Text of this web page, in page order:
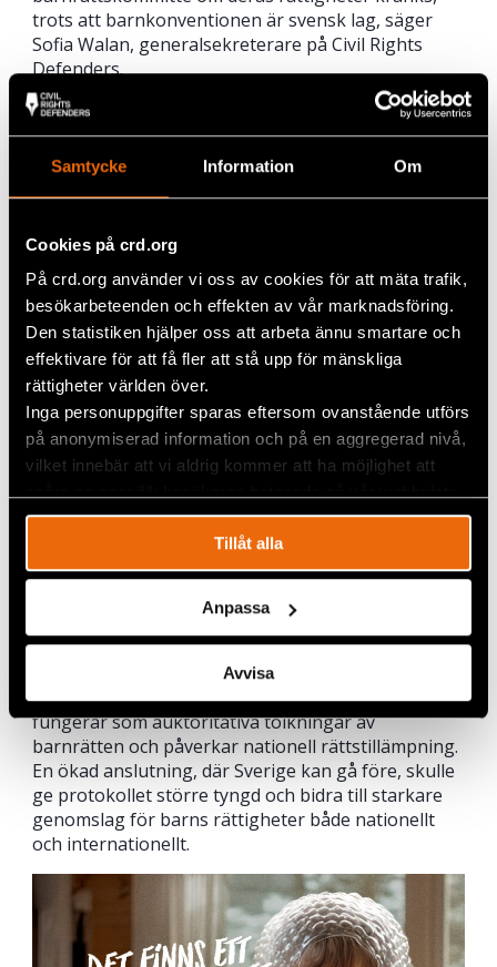
Samtycke Information Om
Cookies på crd.org
På crd.org använder vi oss av cookies för att mäta trafik,
besökarbeteenden och effekten av vår marknadsföring.
Den statistiken hjälper oss att arbeta ännu smartare och
effektivare för att få fler att stå upp för mänskliga
rättigheter världen över.
Inga personuppgifter sparas eftersom ovanstående utförs
på anonymiserad information och på en aggregerad nivå,
vilket innebär att vi aldrig kommer att ha möjlighet att
Tillåt alla
Anpassa
Avvisa
trots att barnkonventionen är svensk lag, säger
Sofia Walan, generalsekreterare på Civil Rights
Defenders.
– Att ratificera tredje
tilläggsprotokollet borde
vara en självklarhet.
Sofia Walan, generalsekreterare på Civil Rights Defenders
Regeringens motivering håller inte
Regeringens skäl för att inte ratificera i sitt svar på
årets UPR-granskning, såsom hänvisningar till
barnrättskommitténs långa handläggningstider,
håller inte. Handläggningstider är ytterst en fråga
en etablerad internationell mekanism för
Sverige skulle ha större möjlighet att påverka och
stärka systemet genom att faktiskt ansluta sig.
Barnrättskommittén är mindre överbelastad än
många andra FN-organ eftersom få stater ännu är
parter till protokollet. Därtill har kommitténs
individuella avgöranden ett betydande värde, då de
fungerar som auktoritativa tolkningar av
barnrätten och påverkar nationell rättstillämpning.
En ökad anslutning, där Sverige kan gå före, skulle
ge protokollet större tyngd och bidra till starkare
genomslag för barns rättigheter både nationellt
och internationellt.